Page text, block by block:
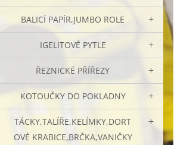
BALICÍ PAPÍR,JUMBO ROLE
IGELITOVÉ PYTLE
ŘEZNICKÉ PŘÍŘEZY
KOTOUČKY DO POKLADNY
TÁCKY,TALÍŘE,KELÍMKY,DORT
OVÉ KRABICE,BRČKA,VANIČKY